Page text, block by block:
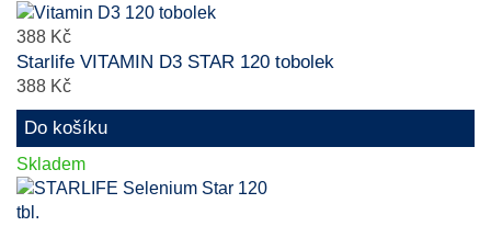
388 Kč
Starlife VITAMIN D3 STAR 120 tobolek
388 Kč
Do košíku
Skladem